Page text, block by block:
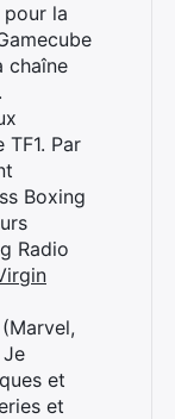
la
chaîne
Par
Boxing
Radio
et
et